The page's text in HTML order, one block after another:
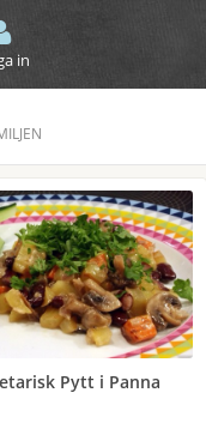
in
Pytt i Panna